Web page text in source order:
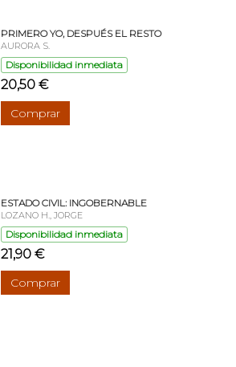
PRIMERO YO, DESPUÉS EL RESTO
AURORA S.
Disponibilidad inmediata
20,50 €
Comprar
ESTADO CIVIL: INGOBERNABLE
LOZANO H., JORGE
Disponibilidad inmediata
21,90 €
Comprar